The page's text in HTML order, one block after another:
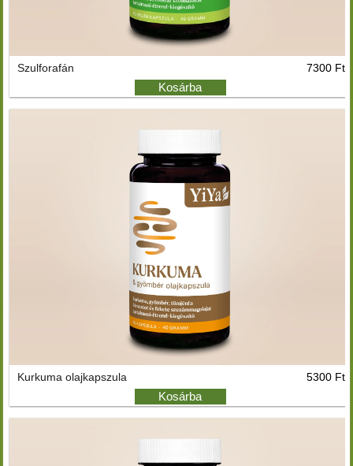
Szulforafán 7300 Ft
Kosárba
Kurkuma olajkapszula 5300 Ft
Kosárba